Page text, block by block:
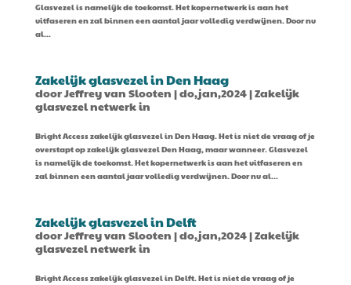
Glasvezel is namelijk de toekomst. Het kopernetwerk is aan het
uitfaseren en zal binnen een aantal jaar volledig verdwijnen. Door nu
al...
Zakelijk glasvezel in Den Haag
doorJeffrey van Slooten |do,jan,2024|Zakelijk
glasvezel netwerk in
Bright Access zakelijk glasvezel in Den Haag. Het is niet de vraag of je
overstapt op zakelijk glasvezel Den Haag, maar wanneer. Glasvezel
is namelijk de toekomst. Het kopernetwerk is aan het uitfaseren en
zal binnen een aantal jaar volledig verdwijnen. Door nu al...
Zakelijk glasvezel in Delft
doorJeffrey van Slooten |do,jan,2024|Zakelijk
glasvezel netwerk in
Bright Access zakelijk glasvezel in Delft. Het is niet de vraag of je